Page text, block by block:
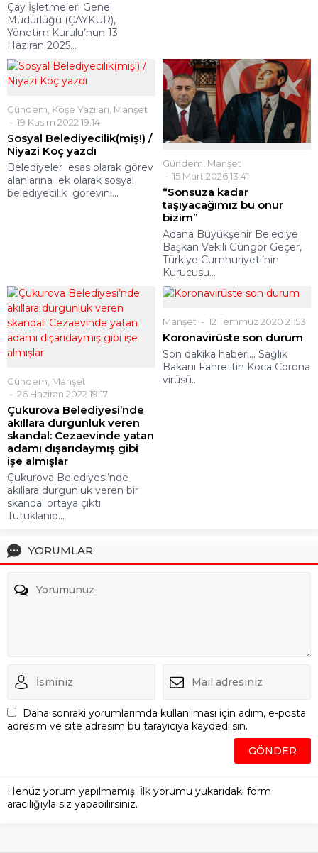
Çay İşletmeleri Genel
Müdürlüğü (ÇAYKUR),
Yönetim Kurulu’nun 13
Haziran 2025...
Gündem Köşe Yazıları Manşet
19 Kasım 2022 19:14
Sosyal Belediyecilik(miş!) /
Niyazi Koç yazdı
Belediyeler esas olarak görev
alanlarına ek olarak sosyal
belediyecilik görevini...
Gündem Manşet
15 Mart 2026 13:41
“Sonsuza kadar
taşıyacağımız bu onur
bizim”
Adana Büyükşehir Belediye
Başkan Vekili Güngör Geçer,
Türkiye Cumhuriyeti’nin
Kurucusu...
Gündem Manşet
26 Haziran 2022 19:17
Çukurova Belediyesi’nde
akıllara durgunluk veren
skandal: Cezaevinde yatan
adamı dışarıdaymış gibi
işe almışlar
Çukurova Belediyesi’nde
akıllara durgunluk veren bir
skandal ortaya çıktı.
Tutuklanıp...
Manşet 12 Temmuz 2020 21:53
Koronavirüste son durum
Son dakika haberi... Sağlık
Bakanı Fahrettin Koca Corona
virüsü...
YORUMLAR
Daha sonraki yorumlarımda kullanılması için adım, e-posta
adresim ve site adresim bu tarayıcıya kaydedilsin.
Henüz yorum yapılmamış. İlk yorumu yukarıdaki form
aracılığıyla siz yapabilirsiniz.